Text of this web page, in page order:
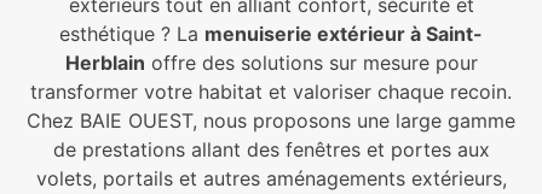
extérieurs tout en alliant confort, sécurité et
esthétique ? La menuiserie extérieur à Saint-
Herblain offre des solutions sur mesure pour
transformer votre habitat et valoriser chaque recoin.
Chez BAIE OUEST, nous proposons une large gamme
de prestations allant des fenêtres et portes aux
volets, portails et autres aménagements extérieurs,